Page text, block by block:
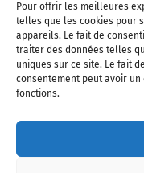
Pour offrir les meilleures
telles que les cookies pour
appareils. Le fait de
traiter des données telles
uniques sur ce site. Le fait
consentement peut avoir
fonctions.
Qui sommes-nous ?
Mentions légales
CGV
l'industrie aéronautique,
services MRO et après-